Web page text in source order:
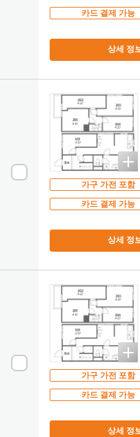
카드 결제 가능
상세 정
가구 가전 포함
카드 결제 가능
상세 정
가구 가전 포함
카드 결제 가능
상세 정